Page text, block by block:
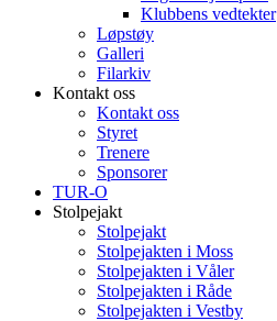
Klubbens vedtekter
Løpstøy
Galleri
Filarkiv
Kontakt oss
Kontakt oss
Styret
Trenere
Sponsorer
TUR-O
Stolpejakt
Stolpejakt
Stolpejakten i Moss
Stolpejakten i Våler
Stolpejakten i Råde
Stolpejakten i Vestby